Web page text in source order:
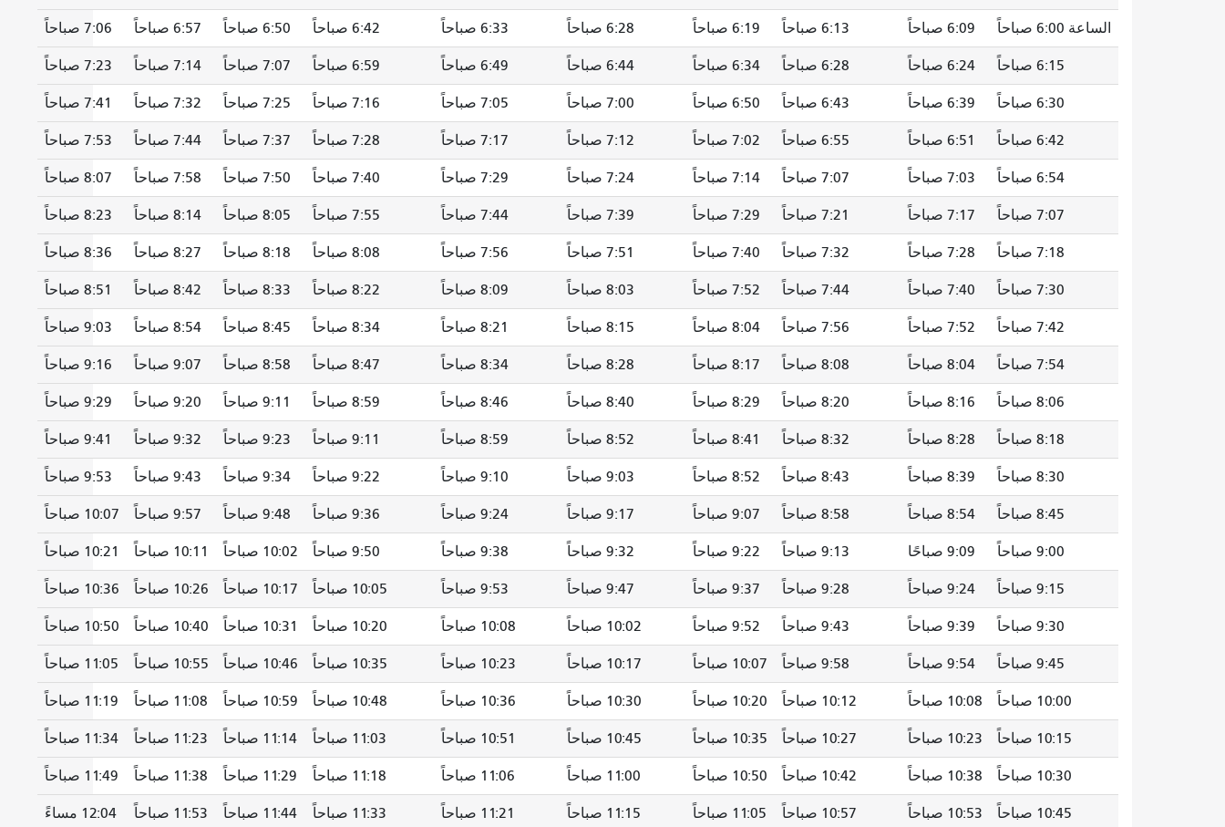
الساعة 6:00 صباحاً 6:09 صباحاً 6:13 صباحاً 6:19 صباحاً 6:28 صباحاً 6:33 صباحاً 6:42 صباحاً 6:50 صباحاً 6:57 صباحاً 7:06 صباحاً
6:15 صباحاً 6:24 صباحاً 6:28 صباحاً 6:34 صباحاً 6:44 صباحاً 6:49 صباحاً 6:59 صباحاً 7:07 صباحاً 7:14 صباحاً 7:23 صباحاً
6:30 صباحاً 6:39 صباحاً 6:43 صباحاً 6:50 صباحاً 7:00 صباحاً 7:05 صباحاً 7:16 صباحاً 7:25 صباحاً 7:32 صباحاً 7:41 صباحاً
6:42 صباحاً 6:51 صباحاً 6:55 صباحاً 7:02 صباحاً 7:12 صباحاً 7:17 صباحاً 7:28 صباحاً 7:37 صباحاً 7:44 صباحاً 7:53 صباحاً
6:54 صباحاً 7:03 صباحاً 7:07 صباحاً 7:14 صباحاً 7:24 صباحاً 7:29 صباحاً 7:40 صباحاً 7:50 صباحاً 7:58 صباحاً 8:07 صباحاً
7:07 صباحاً 7:17 صباحاً 7:21 صباحاً 7:29 صباحاً 7:39 صباحاً 7:44 صباحاً 7:55 صباحاً 8:05 صباحاً 8:14 صباحاً 8:23 صباحاً
7:18 صباحاً 7:28 صباحاً 7:32 صباحاً 7:40 صباحاً 7:51 صباحاً 7:56 صباحاً 8:08 صباحاً 8:18 صباحاً 8:27 صباحاً 8:36 صباحاً
7:30 صباحاً 7:40 صباحاً 7:44 صباحاً 7:52 صباحاً 8:03 صباحاً 8:09 صباحاً 8:22 صباحاً 8:33 صباحاً 8:42 صباحاً 8:51 صباحاً
7:42 صباحاً 7:52 صباحاً 7:56 صباحاً 8:04 صباحاً 8:15 صباحاً 8:21 صباحاً 8:34 صباحاً 8:45 صباحاً 8:54 صباحاً 9:03 صباحاً
7:54 صباحاً 8:04 صباحاً 8:08 صباحاً 8:17 صباحاً 8:28 صباحاً 8:34 صباحاً 8:47 صباحاً 8:58 صباحاً 9:07 صباحاً 9:16 صباحاً
8:06 صباحاً 8:16 صباحاً 8:20 صباحاً 8:29 صباحاً 8:40 صباحاً 8:46 صباحاً 8:59 صباحاً 9:11 صباحاً 9:20 صباحاً 9:29 صباحاً
8:18 صباحاً 8:28 صباحاً 8:32 صباحاً 8:41 صباحاً 8:52 صباحاً 8:59 صباحاً 9:11 صباحاً 9:23 صباحاً 9:32 صباحاً 9:41 صباحاً
8:30 صباحاً 8:39 صباحاً 8:43 صباحاً 8:52 صباحاً 9:03 صباحاً 9:10 صباحاً 9:22 صباحاً 9:34 صباحاً 9:43 صباحاً 9:53 صباحاً
8:45 صباحاً 8:54 صباحاً 8:58 صباحاً 9:07 صباحاً 9:17 صباحاً 9:24 صباحاً 9:36 صباحاً 9:48 صباحاً 9:57 صباحاً 10:07 صباحاً
9:00 صباحاً 9:09 صباحًا 9:13 صباحاً 9:22 صباحاً 9:32 صباحاً 9:38 صباحاً 9:50 صباحاً 10:02 صباحاً 10:11 صباحاً 10:21 صباحاً
9:15 صباحاً 9:24 صباحاً 9:28 صباحاً 9:37 صباحاً 9:47 صباحاً 9:53 صباحاً 10:05 صباحاً 10:17 صباحاً 10:26 صباحاً 10:36 صباحاً
9:30 صباحاً 9:39 صباحاً 9:43 صباحاً 9:52 صباحاً 10:02 صباحاً 10:08 صباحاً 10:20 صباحاً 10:31 صباحاً 10:40 صباحاً 10:50 صباحاً
9:45 صباحاً 9:54 صباحاً 9:58 صباحاً 10:07 صباحاً 10:17 صباحاً 10:23 صباحاً 10:35 صباحاً 10:46 صباحاً 10:55 صباحاً 11:05 صباحاً
10:00 صباحاً 10:08 صباحاً 10:12 صباحاً 10:20 صباحاً 10:30 صباحاً 10:36 صباحاً 10:48 صباحاً 10:59 صباحاً 11:08 صباحاً 11:19 صباحاً
10:15 صباحاً 10:23 صباحاً 10:27 صباحاً 10:35 صباحاً 10:45 صباحاً 10:51 صباحاً 11:03 صباحاً 11:14 صباحاً 11:23 صباحاً 11:34 صباحاً
10:30 صباحاً 10:38 صباحاً 10:42 صباحاً 10:50 صباحاً 11:00 صباحاً 11:06 صباحاً 11:18 صباحاً 11:29 صباحاً 11:38 صباحاً 11:49 صباحاً
10:45 صباحاً 10:53 صباحاً 10:57 صباحاً 11:05 صباحاً 11:15 صباحاً 11:21 صباحاً 11:33 صباحاً 11:44 صباحاً 11:53 صباحاً 12:04 مساءً